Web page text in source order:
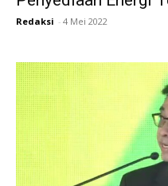
Redaksi - 4 Mei 2022